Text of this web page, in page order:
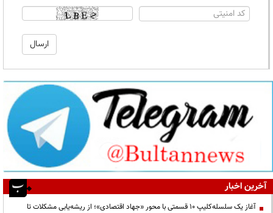
آخرین اخبار
آغاز یک سلسله‌کلیپ ۱۰ قسمتی با محور «جهاد اقتصادی»؛ از ریشه‌یابی مشکلات تا